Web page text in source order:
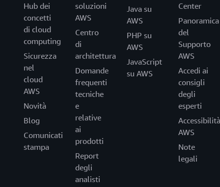
Hub dei
concetti
di cloud
computing
Sicurezza
nel
cloud
AWS
Novità
Blog
Comunicati
stampa
soluzioni
AWS
Centro
di
architettura
Domande
frequenti
tecniche
e
relative
ai
prodotti
Report
degli
analisti
Java su
AWS
PHP su
AWS
JavaScript
su AWS
Center
Panoramica
del
Supporto
AWS
Accedi ai
consigli
degli
esperti
Accessibilità
AWS
Note
legali